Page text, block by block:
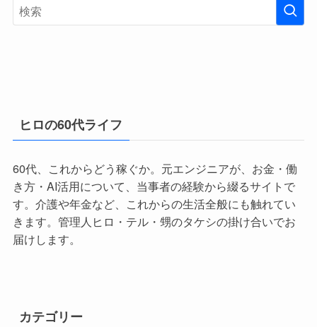
ヒロの60代ライフ
60代、これからどう稼ぐか。元エンジニアが、お金・働
き方・AI活用について、当事者の経験から綴るサイトで
す。介護や年金など、これからの生活全般にも触れてい
きます。管理人ヒロ・テル・甥のタケシの掛け合いでお
届けします。
カテゴリー